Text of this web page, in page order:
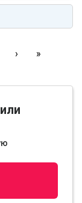
› »